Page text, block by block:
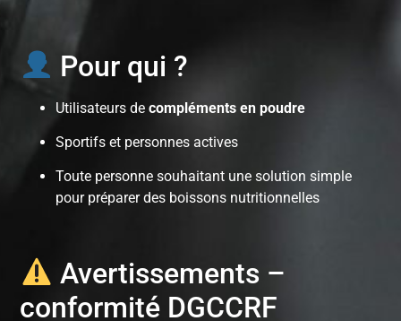
Pour qui ?
Utilisateurs decompléments en poudre
Sportifs et personnes actives
Toute personne souhaitant une solution simple
pour préparer des boissons nutritionnelles
Avertissements –
conformité DGCCRF